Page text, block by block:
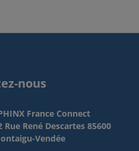
nous
France Connect
Rue René Descartes 85600
Vendée